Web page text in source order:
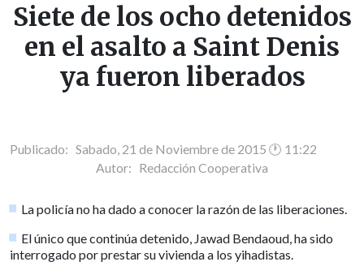
Siete de los ocho detenidos
en el asalto a Saint Denis
ya fueron liberados
Publicado: Sabado, 21 de Noviembre de 2015 🕐 11:22
Autor: Redacción Cooperativa
La policía no ha dado a conocer la razón de las liberaciones.
El único que continúa detenido, Jawad Bendaoud, ha sido
interrogado por prestar su vivienda a los yihadistas.